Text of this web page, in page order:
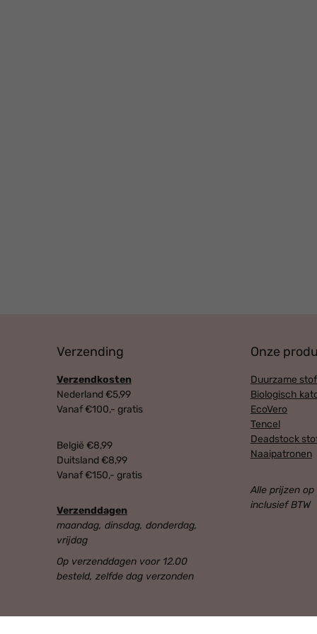
Verzending
Verzendkosten
Nederland €5,99
Vanaf €100,- gratis
België €8,99
Duitsland €8,99
Vanaf €150,- gratis
Verzenddagen
maandag, dinsdag, donderdag,
vrijdag
Op verzenddagen voor 12.00
besteld, zelfde dag verzonden
Onze
Duurzame
Biologisch
EcoVero
Tencel
Deadstock
Naaipatronen
Alle prijzen
inclusief BTW